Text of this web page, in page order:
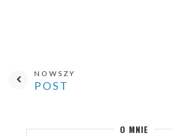
NOWSZY
POST
O MNIE